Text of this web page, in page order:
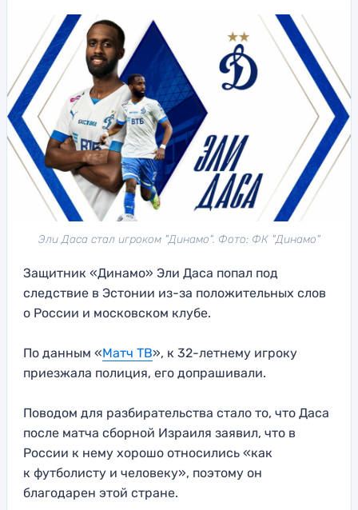
Эли Даса стал игроком "Динамо". Фото: ФК "Динамо"
Защитник «Динамо» Эли Даса попал под
следствие в Эстонии из-за положительных слов
о России и московском клубе.
По данным «Матч ТВ», к 32-летнему игроку
приезжала полиция, его допрашивали.
Поводом для разбирательства стало то, что Даса
после матча сборной Израиля заявил, что в
России к нему хорошо относились «как
к футболисту и человеку», поэтому он
благодарен этой стране.